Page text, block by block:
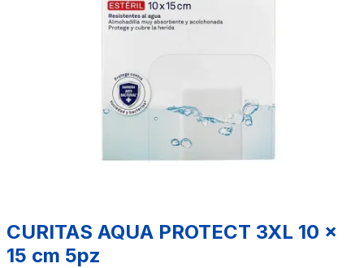
CURITAS AQUA PROTECT 3XL 10 x
15 cm 5pz